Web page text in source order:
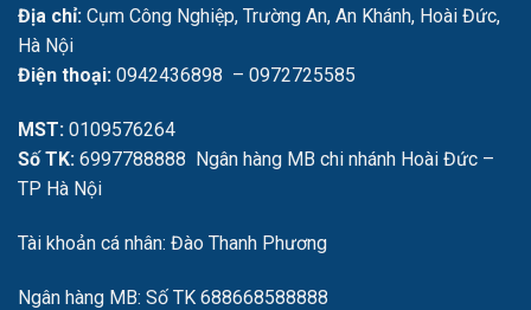
Địa chỉ: Cụm Công Nghiệp, Trường An, An Khánh, Hoài Đức,
Hà Nội
Điện thoại: 0942436898 – 0972725585
MST: 0109576264
Số TK: 6997788888 Ngân hàng MB chi nhánh Hoài Đức –
TP Hà Nội
Tài khoản cá nhân: Đào Thanh Phương
Ngân hàng MB: Số TK 688668588888